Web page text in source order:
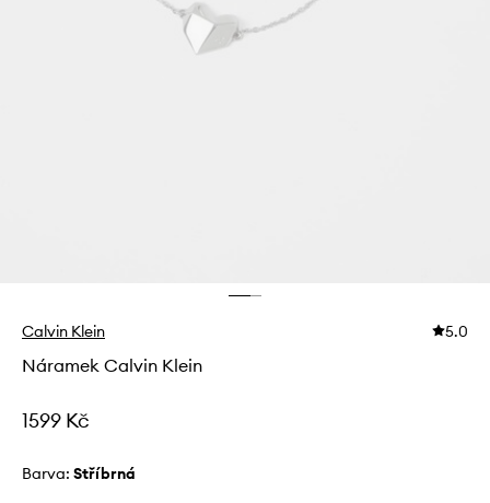
Calvin Klein 5.0
Náramek Calvin Klein
1599 Kč
Barva: stříbrná